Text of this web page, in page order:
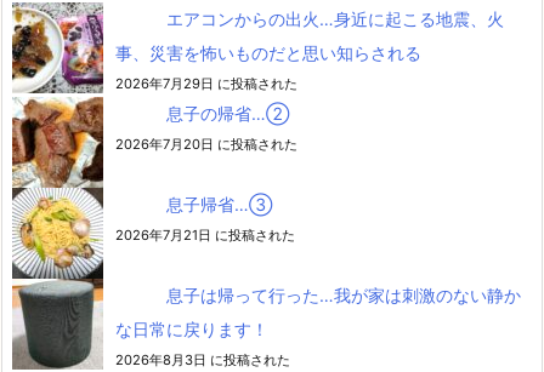
エアコンからの出火…身近に起こる地震、火
事、災害を怖いものだと思い知らされる
2026年7月29日 に投稿された
息子の帰省…②
2026年7月20日 に投稿された
息子帰省…③
2026年7月21日 に投稿された
息子は帰って行った…我が家は刺激のない静か
な日常に戻ります！
2026年8月3日 に投稿された